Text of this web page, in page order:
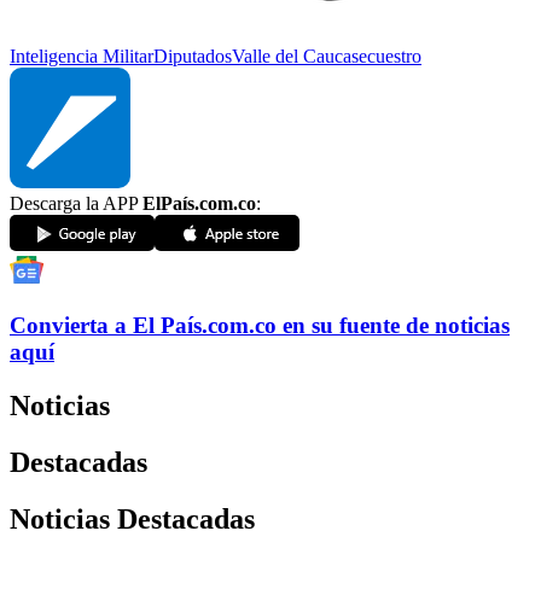
Inteligencia MilitarDiputadosValle del Caucasecuestro
Descarga la APPElPaís.com.co:
Convierta a El País.com.co en su fuente de noticias
aquí
Noticias
Destacadas
Noticias Destacadas